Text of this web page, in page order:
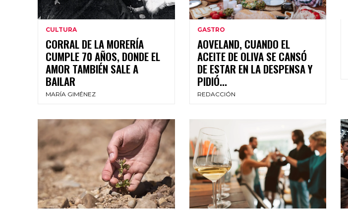
CULTURA
CORRAL DE LA MORERÍA
CUMPLE 70 AÑOS, DONDE EL
AMOR TAMBIÉN SALE A
BAILAR
MARÍA GIMÉNEZ
GASTRO
AOVELAND, CUANDO EL
ACEITE DE OLIVA SE CANSÓ
DE ESTAR EN LA DESPENSA Y
PIDIÓ...
REDACCIÓN